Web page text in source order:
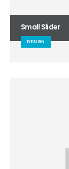
Small Slider
DESIGN